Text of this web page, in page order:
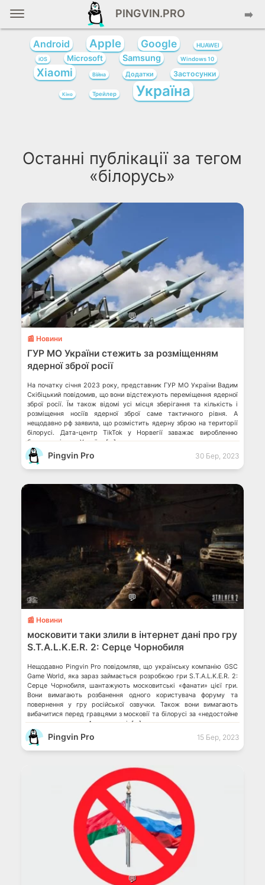
PINGVIN.PRO ➡️
Android Apple Google HUAWEI
iOS Microsoft Samsung Windows 10
Xiaomi Війна Додатки Застосунки
Кіно Трейлер Україна
Останні публікації за тегом
«білорусь»
💬
📰 Новини
ГУР МО України стежить за розміщенням
ядерної зброї росії
На початку січня 2023 року, представник ГУР МО України Вадим
Скібіцький повідомив, що вони відстежують переміщення ядерної
зброї росії. Їм також відомі усі місця зберігання та кількість і
розміщення носіїв ядерної зброї саме тактичного рівня. А
нещодавно рф заявила, що розмістить ядерну зброю на території
білорусі. Дата-центр TikTok у Норвегії заважає виробленню
боєприпасів для України […]
Pingvin Pro 30 Бер, 2023
💬
📰 Новини
московити таки злили в інтернет дані про гру
S.T.A.L.K.E.R. 2: Серце Чорнобиля
Нещодавно Pingvin Pro повідомляв, що українську компанію GSC
Game World, яка зараз займається розробкою гри S.T.A.L.K.E.R. 2:
Серце Чорнобиля, шантажують московитські «фанати» цієї гри.
Вони вимагають розбанення одного користувача форуму та
повернення у гру російської озвучки. Також вони вимагають
вибачитися перед гравцями з московії та білорусі за «недостойне
ставлення» до них. А це, до речі, […]
Pingvin Pro 15 Бер, 2023
💬